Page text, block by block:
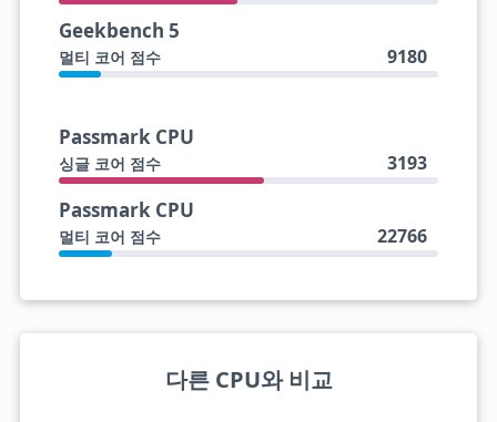
Geekbench 5
멀티 코어 점수 9180
Passmark CPU
싱글 코어 점수 3193
Passmark CPU
멀티 코어 점수 22766
다른 CPU와 비교